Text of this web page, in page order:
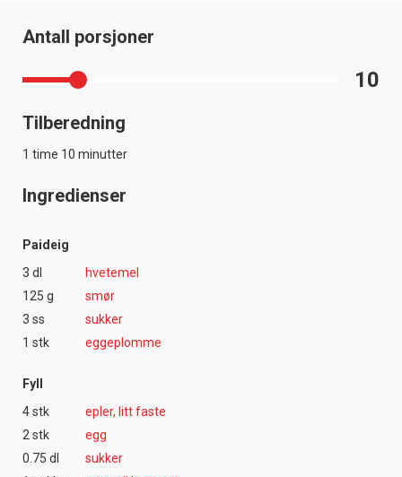
Antall porsjoner
10
Tilberedning
1 time 10 minutter
Ingredienser
Paideig
3 dl
hvetemel
125 g
smør
3 ss
sukker
1 stk
eggeplomme
Fyll
4 stk
epler, litt faste
2 stk
egg
0.75 dl
sukker